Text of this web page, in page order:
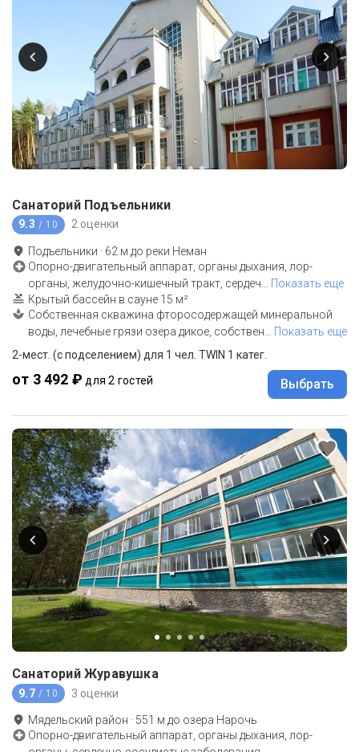
Санаторий Подъельники
9.3 / 10 2 оценки
Подъельники · 62 м до реки Неман
Опорно-двигательный аппарат, органы дыхания, лор-
органы, желудочно-кишечный тракт, сердеч
Показать еще
Крытый бассейн в сауне 15 м²
Собственная скважина фторосодержащей минеральной
воды, лечебные грязи озера дикое, собствен
Показать еще
2-мест. (с подселением) для 1 чел. TWIN 1 катег.
от 3 492 ₽ для 2 гостей Выбрать
Санаторий Журавушка
9.7 / 10 3 оценки
Мядельский район · 551 м до озера Нарочь
Опорно-двигательный аппарат, органы дыхания, лор-